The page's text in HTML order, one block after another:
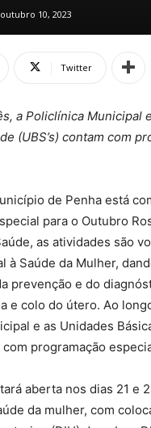
outubro 10, 2023
Twitter
a Policlínica Municipal
(UBS’s) contam com
de Penha está
para o Outubro
as atividades são
à Saúde da Mulher,
prevenção e do
e colo do útero. Ao
e as Unidades
com programação
aberta nos dias 21 e
da mulher, com